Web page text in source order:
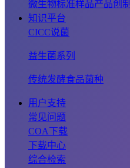
微生物标准样品产品创制
知识平台
CICC说菌
益生菌系列
传统发酵食品菌种
用户支持
常见问题
COA下载
下载中心
综合检索